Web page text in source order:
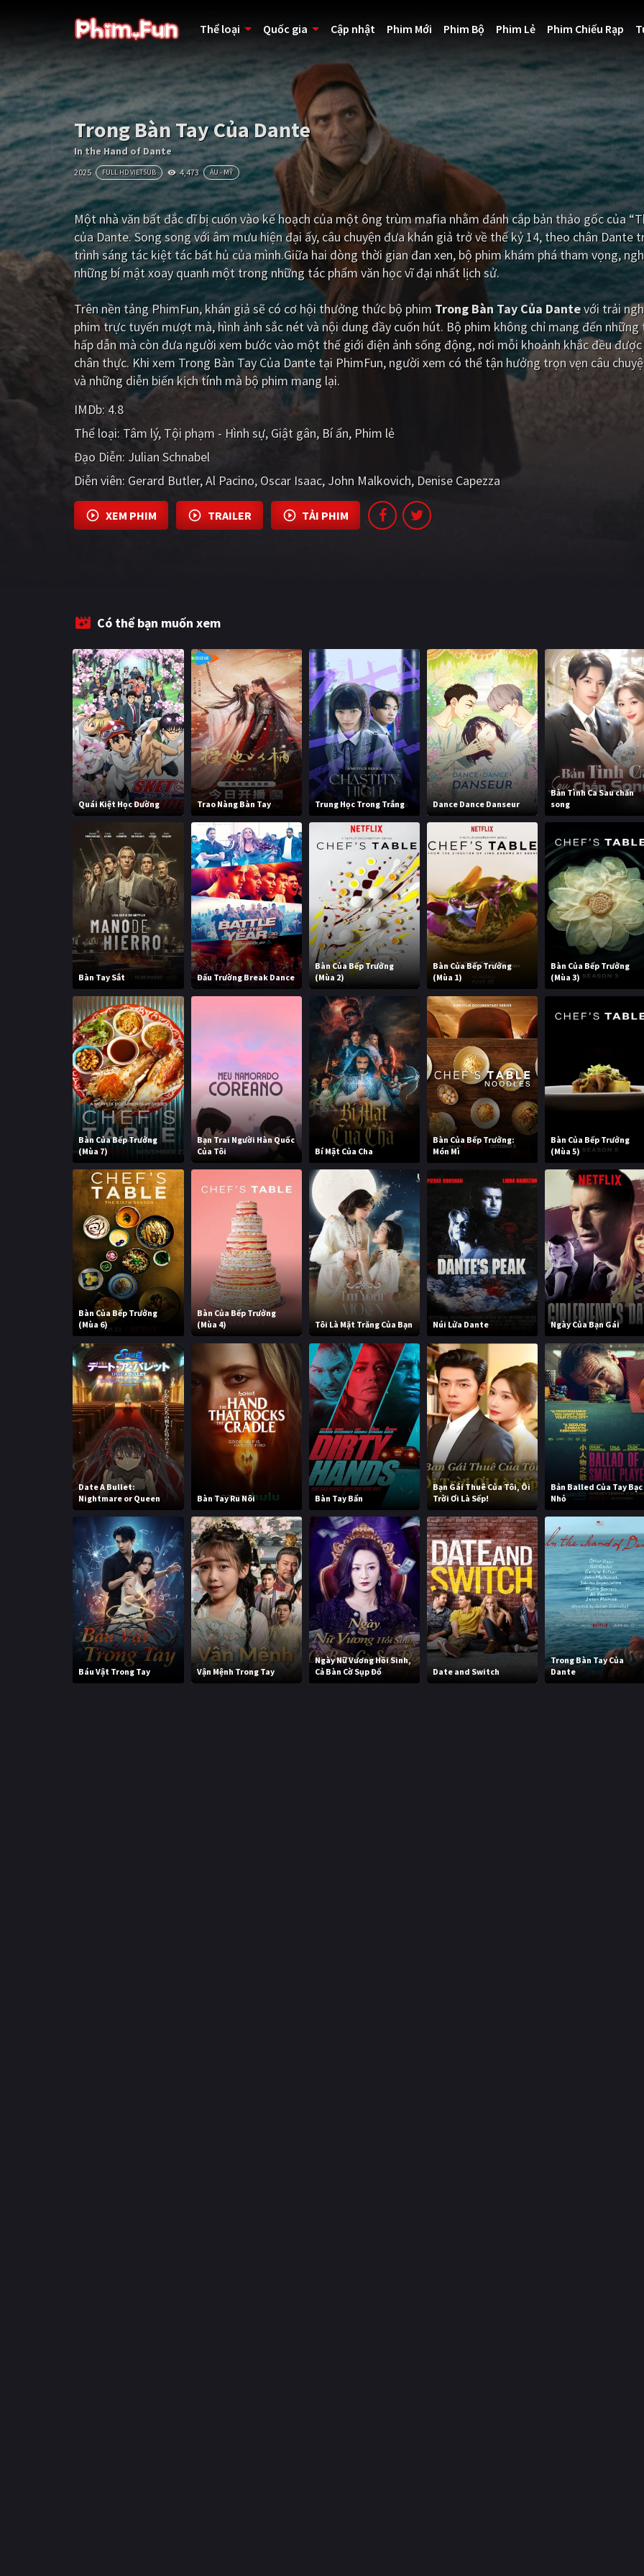
Thể loại Quốc gia Cập nhật Phim Mới Phim Bộ Phim Lẻ Phim Chiếu Rạp
Trong Bàn Tay Của Dante
In the Hand of Dante
2025 FULL HD VIETSUB 4,473 ÂU - MỸ
Một nhà văn bất đắc dĩ bị cuốn vào kế hoạch của một ông trùm mafia nhằm đánh cắp bản thảo gốc của
của Dante. Song song với âm mưu hiện đại ấy, câu chuyện đưa khán giả trở về thế kỷ 14, theo chân Dante
trình sáng tác kiệt tác bất hủ của mình.Giữa hai dòng thời gian đan xen, bộ phim khám phá tham vọng,
những bí mật xoay quanh một trong những tác phẩm văn học vĩ đại nhất lịch sử.
Trên nền tảngPhimFun, khán giả sẽ có cơ hội thưởng thức bộ phim Trong Bàn Tay Của Dantevới trải
phim trực tuyến mượt mà, hình ảnh sắc nét và nội dung đầy cuốn hút. Bộ phim không chỉ mang đến
hấp dẫn mà còn đưa người xem bước vào một thế giới điện ảnh sống động, nơi mỗi khoảnh khắc đều
chân thực. Khi xem Trong Bàn Tay Của Dante tại PhimFun, người xem có thể tận hưởng trọn vẹn câu
và những diễn biến kịch tính mà bộ phim mang lại.
IMDb: 4.8
Thể loại: Tâm lý Tội phạm - Hình sự Giật gân Bí ẩn Phim lẻ
Đạo Diễn: Julian Schnabel
Diễn viên: Gerard Butler Al Pacino Oscar Isaac John Malkovich Denise Capezza
XEM PHIM TRAILER TẢI PHIM
Có thể bạn muốn xem
Quái Kiệt Học Đường Trao Nàng Bàn Tay Trung Học Trong Trắng Dance Dance Danseur
Bản Tình Ca Sau chấn
song
Bàn Tay Sắt Đấu Trường Break Dance
Bàn Của Bếp Trưởng
(Mùa 2)
Bàn Của Bếp Trưởng
(Mùa 1)
Bàn Của Bếp Trưởng
(Mùa 3)
Bàn Của Bếp Trưởng
(Mùa 7)
Bạn Trai Người Hàn Quốc
Của Tôi
Bí Mật Của Cha
Bàn Của Bếp Trưởng:
Món Mì
Bàn Của Bếp Trưởng
(Mùa 5)
Bàn Của Bếp Trưởng
(Mùa 6)
Bàn Của Bếp Trưởng
(Mùa 4)
Tôi Là Mặt Trăng Của Bạn Núi Lửa Dante Ngày Của Bạn Gái
Date A Bullet:
Nightmare or Queen
Bàn Tay Ru Nôi Bàn Tay Bẩn
Bạn Gái Thuê Của Tôi, Ôi
Trời Ơi Là Sếp!
Bản Balled Của Tay Bạc
Nhỏ
Báu Vật Trong Tay Vận Mệnh Trong Tay
Ngày Nữ Vương Hồi Sinh,
Cả Bàn Cờ Sụp Đổ
Date and Switch
Trong Bàn Tay Của
Dante